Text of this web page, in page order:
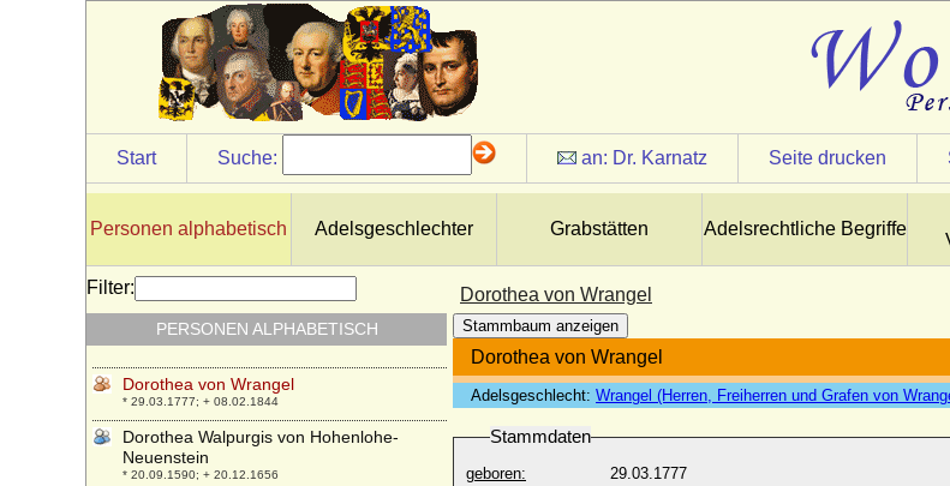
Start Suche: an: Dr. Karnatz Seite drucken
Personen alphabetisch Adelsgeschlechter Grabstätten Adelsrechtliche Begriffe
Dorothea von Wrangel
Stammbaum anzeigen
Dorothea von Wrangel
Adelsgeschlecht: Wrangel (Herren, Freiherren und Grafen von
Stammdaten
geboren:
29.03.1777
Filter:
PERSONEN ALPHABETISCH
Dorothea von Simmern (Dorothea von
Pfalz-Simmern)
* 06.01.1581; + 18.09.1631
Dorothea von Simson
* 20.12.1910; + 15.12.1998
Dorothea von Sternberg (Dorothea Holicky
ze Sternberka)
Weissenbach)
* 1592; + 1651
Dorothea von Wemding
* keine Daten; + keine Daten
Dorothea von Witzleben
* 1639; + 22.09.1671
Dorothea von Wrangel
* 29.03.1777; + 08.02.1844
Dorothea Walpurgis von Hohenlohe-
Neuenstein
* 20.09.1590; + 20.12.1656